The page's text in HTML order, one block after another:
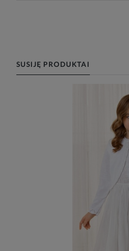
SUSIJĘ PRODUKTAI